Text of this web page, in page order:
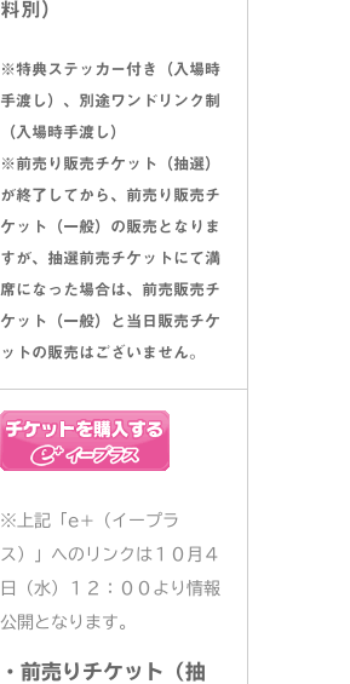
料別）
※特典ステッカー付き（入場時
手渡し）、別途ワンドリンク制
（入場時手渡し）
※前売り販売チケット（抽選）
が終了してから、前売り販売チ
ケット（一般）の販売となりま
すが、抽選前売チケットにて満
席になった場合は、前売販売チ
ケット（一般）と当日販売チケ
ットの販売はございません。
※上記「e+（イープラ
ス）」へのリンクは１０月４
日（水）１２：００より情報
公開となります。
・前売りチケット（抽